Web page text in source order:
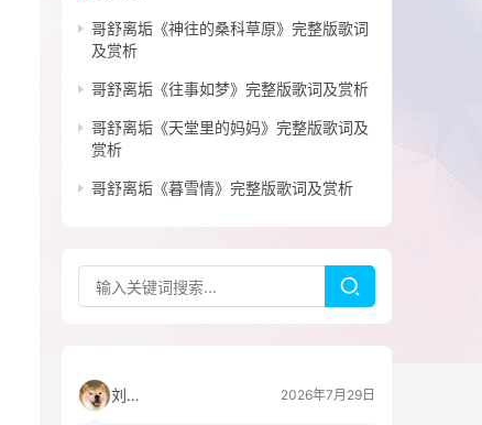
哥舒离垢《神往的桑科草原》完整版歌词
及赏析
哥舒离垢《往事如梦》完整版歌词及赏析
哥舒离垢《天堂里的妈妈》完整版歌词及
赏析
哥舒离垢《暮雪情》完整版歌词及赏析
刘看山 2026年7月29日